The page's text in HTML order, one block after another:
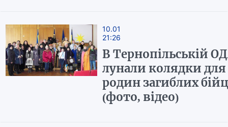
10.01
21:26
В Тернопільській
лунали колядки для
родин загиблих
(фото, відео)